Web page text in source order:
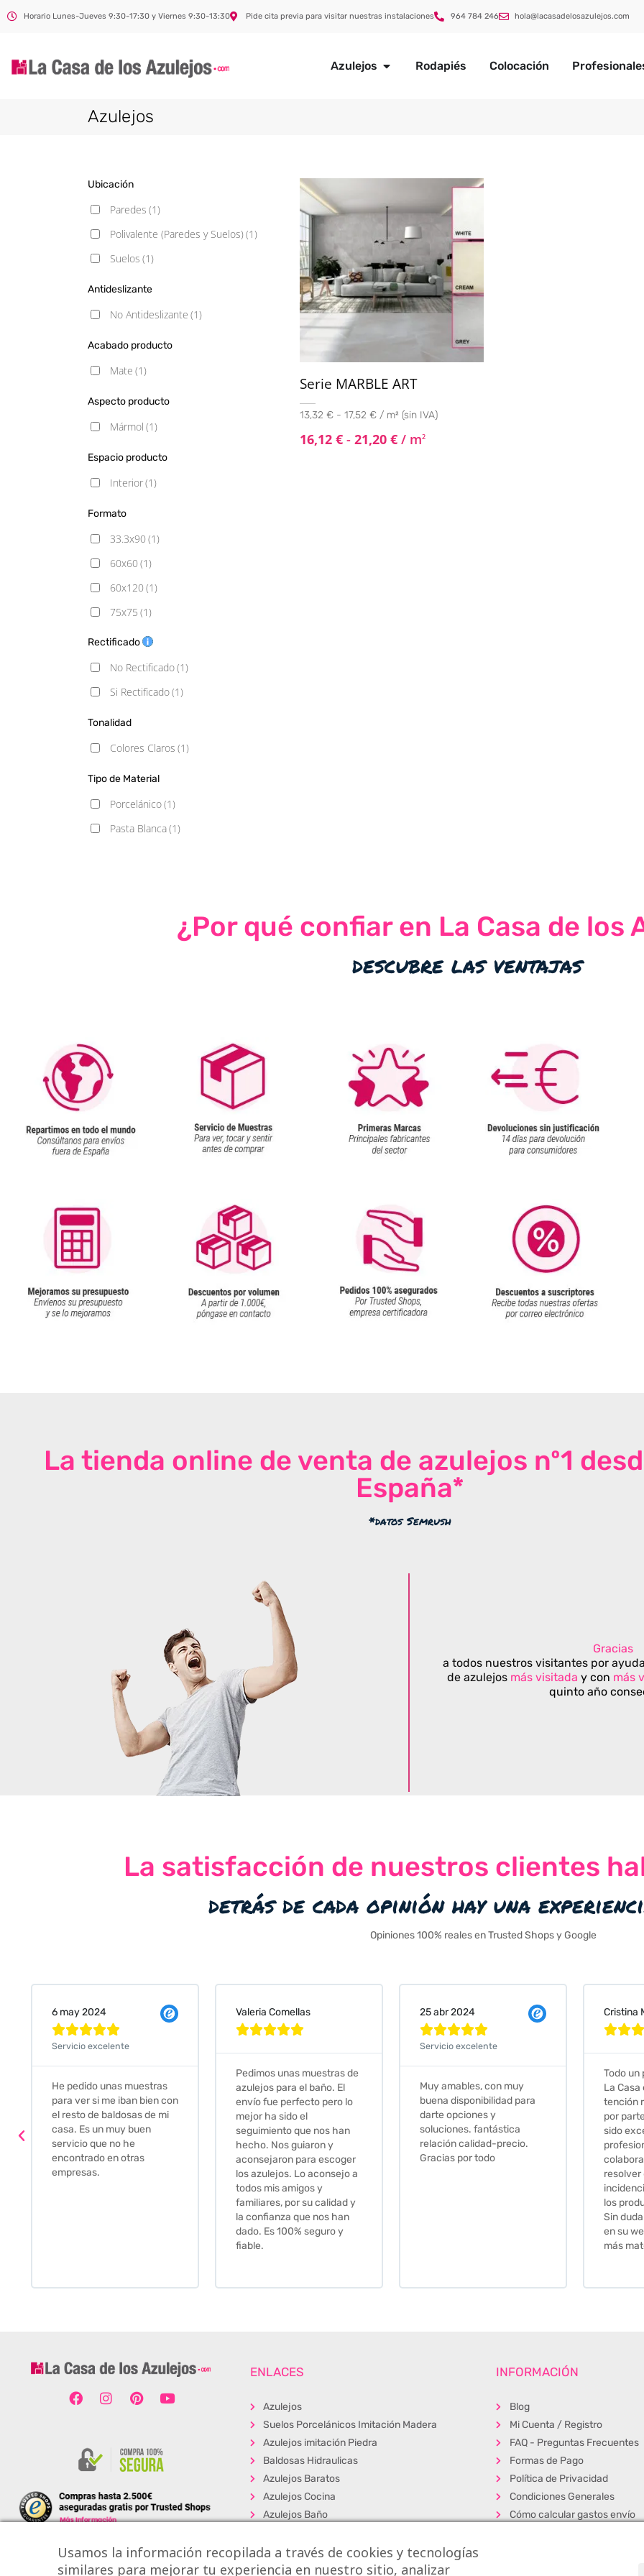
Horario Lunes-Jueves 9:30-17:30 y Viernes 9:30-13:30 Pide cita previa para visitar nuestras instalaciones 964 784 246 hola@lacasadelosazulejos.com
Azulejos Rodapiés Colocación
Azulejos
Ubicación
Paredes (1)
Polivalente (Paredes y Suelos)(1)
Suelos (1)
Antideslizante
No Antideslizante (1)
Acabado producto
Mate (1)
Aspecto producto
Mármol (1)
Espacio producto
Interior(1)
Formato
33.3x90 (1)
60x60 (1)
60x120 (1)
75x75 (1)
100x100(1)
Rectificado
No Rectificado(1)
Si Rectificado(1)
Tonalidad
Colores Claros (1)
Tipo de Material
Porcelánico(1)
Pasta Blanca(1)
Serie MARBLE ART
13,32 € - 17,52 € / m² (sin IVA)
16,12 € - 21,20 € / m2
¿Por qué confiar en La Casa de los
descubre las ventajas
La tienda online de venta de azulejos nº1
España*
*datos Semrush
Gracias
a todos nuestros visitantes por
de azulejos más visitada y con más
quinto año
La satisfacción de nuestros clientes
detrás de cada opinión hay una
Opiniones 100% reales en Trusted Shops y Google
Valeria Comellas

azulejos para el baño. El
envío fue perfecto pero lo
mejor ha sido el
seguimiento que nos han
hecho. Nos guiaron y
aconsejaron para escoger
los azulejos. Lo aconsejo a
25 abr 2024

Muy amables, con muy
buena disponibilidad para
darte opciones y
soluciones. fantástica
relación calidad-precio.
Gracias por todo
Cristina Martin Serrano

La Casa de los Azulejos. La
tención recibida, sobretodo
por parte de Stephanie, ha
sido excepcional. Serios,
profesionales,
colaboradores para

muy
sus
ENLACES
Azulejos
Suelos Porcelánicos Imitación Madera
Azulejos imitación Piedra
Baldosas Hidraulicas
Azulejos Baratos
Azulejos Cocina
Azulejos Baño
Porcelánicos
Suelos Vinílicos
INFORMACIÓN
Blog
Mi Cuenta / Registro
FAQ - Preguntas Frecuentes
Formas de Pago
Política de Privacidad
Condiciones Generales
Cómo calcular gastos envío
Usamos la información recopilada a través de cookies y tecnologías
similares para mejorar tu experiencia en nuestro sitio, analizar